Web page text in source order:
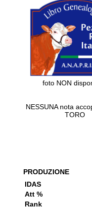
foto NON
NESSUNA nota
TORO
PRODUZIONE
IDAS
Att %
Rank